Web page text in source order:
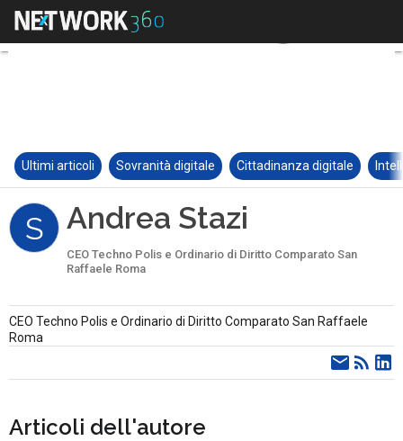
Ultimi articoli Sovranità digitale Cittadinanza digitale
S Andrea Stazi
CEO Techno Polis e Ordinario di Diritto Comparato San
Raffaele Roma
CEO Techno Polis e Ordinario di Diritto Comparato San Raffaele
Roma
Articoli dell'autore